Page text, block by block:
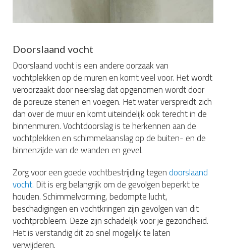
Doorslaand vocht
Doorslaand vocht is een andere oorzaak van
vochtplekken op de muren en komt veel voor. Het wordt
veroorzaakt door neerslag dat opgenomen wordt door
de poreuze stenen en voegen. Het water verspreidt zich
dan over de muur en komt uiteindelijk ook terecht in de
binnenmuren. Vochtdoorslag is te herkennen aan de
vochtplekken en schimmelaanslag op de buiten- en de
binnenzijde van de wanden en gevel.
Zorg voor een goede vochtbestrijding tegendoorslaand
vocht. Dit is erg belangrijk om de gevolgen beperkt te
houden. Schimmelvorming, bedompte lucht,
beschadigingen en vochtkringen zijn gevolgen van dit
vochtprobleem. Deze zijn schadelijk voor je gezondheid.
Het is verstandig dit zo snel mogelijk te laten
verwijderen.